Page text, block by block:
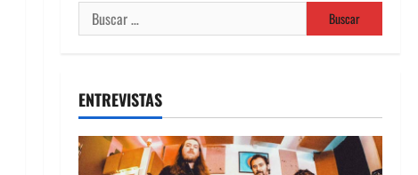
Buscar:
ENTREVISTAS